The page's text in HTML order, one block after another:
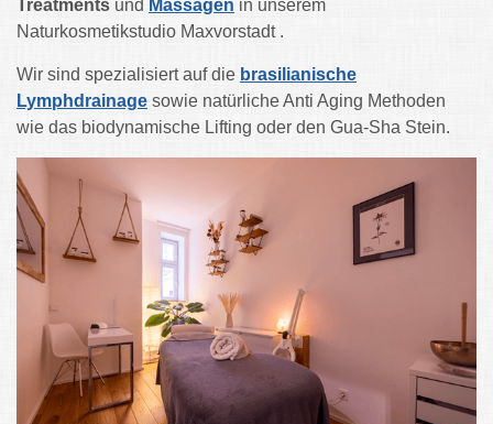
Treatments und Massagen in unserem
Naturkosmetikstudio Maxvorstadt .
Wir sind spezialisiert auf die brasilianische
Lymphdrainage sowie natürliche Anti Aging Methoden
wie das biodynamische Lifting oder den Gua-Sha Stein.